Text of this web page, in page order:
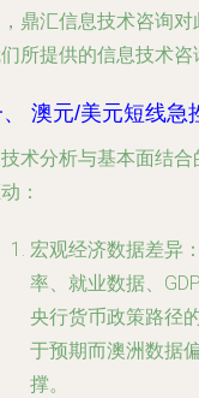
鼎汇信息技术咨询
所提供的信息技术咨
澳元/美元短线急
术分析与基本面结
：
宏观经济数据差异
率、就业数据、
央行货币政策路径
于预期而澳洲数据
撑。